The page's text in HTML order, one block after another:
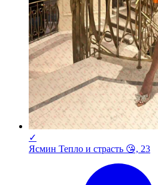
✓
Ясмин Тепло и страсть 😘, 23